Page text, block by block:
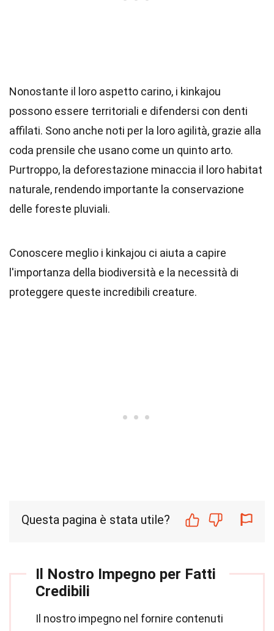
Nonostante il loro aspetto carino, i kinkajou
possono essere territoriali e difendersi con denti
affilati. Sono anche noti per la loro agilità, grazie alla
coda prensile che usano come un quinto arto.
Purtroppo, la deforestazione minaccia il loro habitat
naturale, rendendo importante la conservazione
delle foreste pluviali.
Conoscere meglio i kinkajou ci aiuta a capire
l'importanza della biodiversità e la necessità di
proteggere queste incredibili creature.
Questa pagina è stata utile?
Il Nostro Impegno per Fatti
Credibili
Il nostro impegno nel fornire contenuti